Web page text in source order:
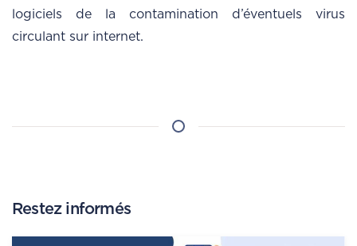
logiciels de la contamination d’éventuels virus
circulant sur internet.
Restez informés